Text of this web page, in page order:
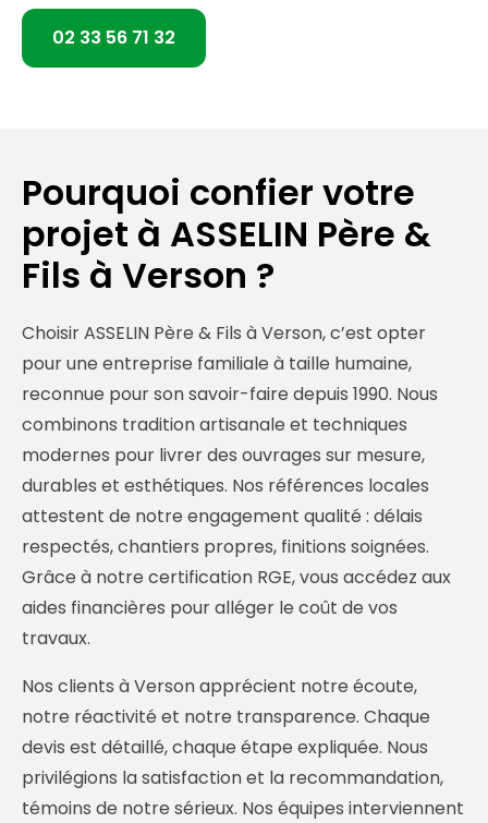
02 33 56 71 32
Pourquoi confier votre
projet à ASSELIN Père &
Fils à Verson ?
Choisir ASSELIN Père & Fils à Verson, c’est opter
pour une entreprise familiale à taille humaine,
reconnue pour son savoir-faire depuis 1990. Nous
combinons tradition artisanale et techniques
modernes pour livrer des ouvrages sur mesure,
durables et esthétiques. Nos références locales
attestent de notre engagement qualité : délais
respectés, chantiers propres, finitions soignées.
Grâce à notre certification RGE, vous accédez aux
aides financières pour alléger le coût de vos
travaux.
Nos clients à Verson apprécient notre écoute,
notre réactivité et notre transparence. Chaque
devis est détaillé, chaque étape expliquée. Nous
privilégions la satisfaction et la recommandation,
témoins de notre sérieux. Nos équipes interviennent